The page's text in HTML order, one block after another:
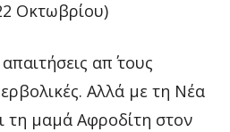
Οκτωβρίου)
απ΄ τους
Αλλά με τη Νέα
τη μαμά Αφροδίτη στον